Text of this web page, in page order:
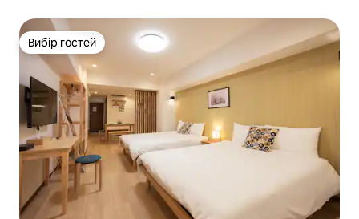
Вибір гостей
Вибір гостей